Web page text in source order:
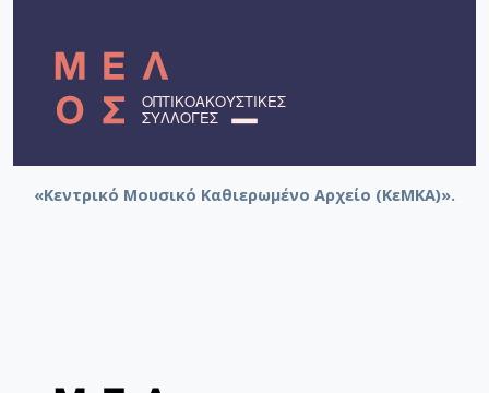
«Κεντρικό Μουσικό Καθιερωμένο Αρχείο (ΚεΜΚΑ)».